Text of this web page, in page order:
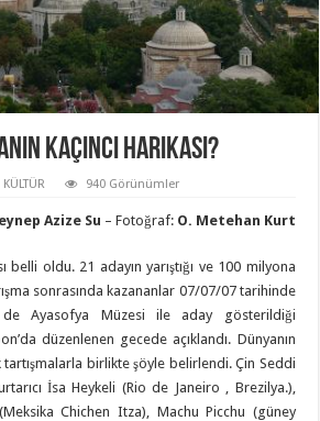
kaçıncı harikası?
KÜLTÜR 940 Görünümler
Azize Su – Fotoğraf: O. Metehan Kurt
belli oldu. 21 adayın yarıştığı ve 100 milyona
sonrasında kazananlar 07/07/07 tarihinde
de Ayasofya Müzesi ile aday gösterildiği
düzenlenen gecede açıklandı. Dünyanın
tartışmalarla birlikte şöyle belirlendi. Çin Seddi
İsa Heykeli (Rio de Janeiro , Brezilya.),
Chichen Itza), Machu Picchu (güney